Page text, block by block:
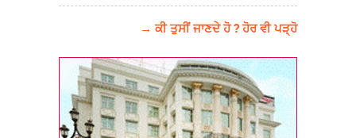
→ ਕੀ ਤੁਸੀਂ ਜਾਣਦੇ ਹੋ ? ਹੋਰ ਵੀ ਪੜ੍ਹੋ